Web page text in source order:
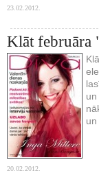
23.02.2012.
Klāt februāra
20.02.2012.